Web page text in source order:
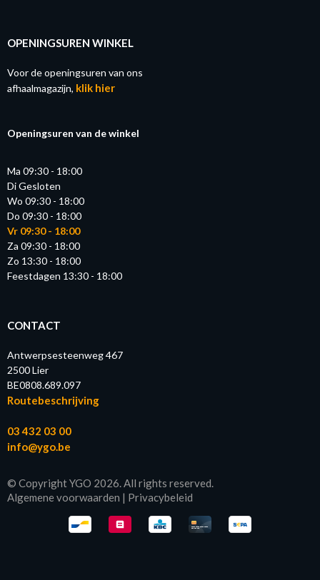
OPENINGSUREN WINKEL
Voor de openingsuren van ons
afhaalmagazijn, klik hier
Openingsuren van de winkel
Ma 09:30 - 18:00
Di Gesloten
Wo 09:30 - 18:00
Do 09:30 - 18:00
Vr 09:30 - 18:00
Za 09:30 - 18:00
Zo 13:30 - 18:00
Feestdagen 13:30 - 18:00
CONTACT
Antwerpsesteenweg 467
2500 Lier
BE0808.689.097
Routebeschrijving
03 432 03 00
info@ygo.be
© Copyright YGO 2026. All rights reserved.
Algemene voorwaarden | Privacybeleid